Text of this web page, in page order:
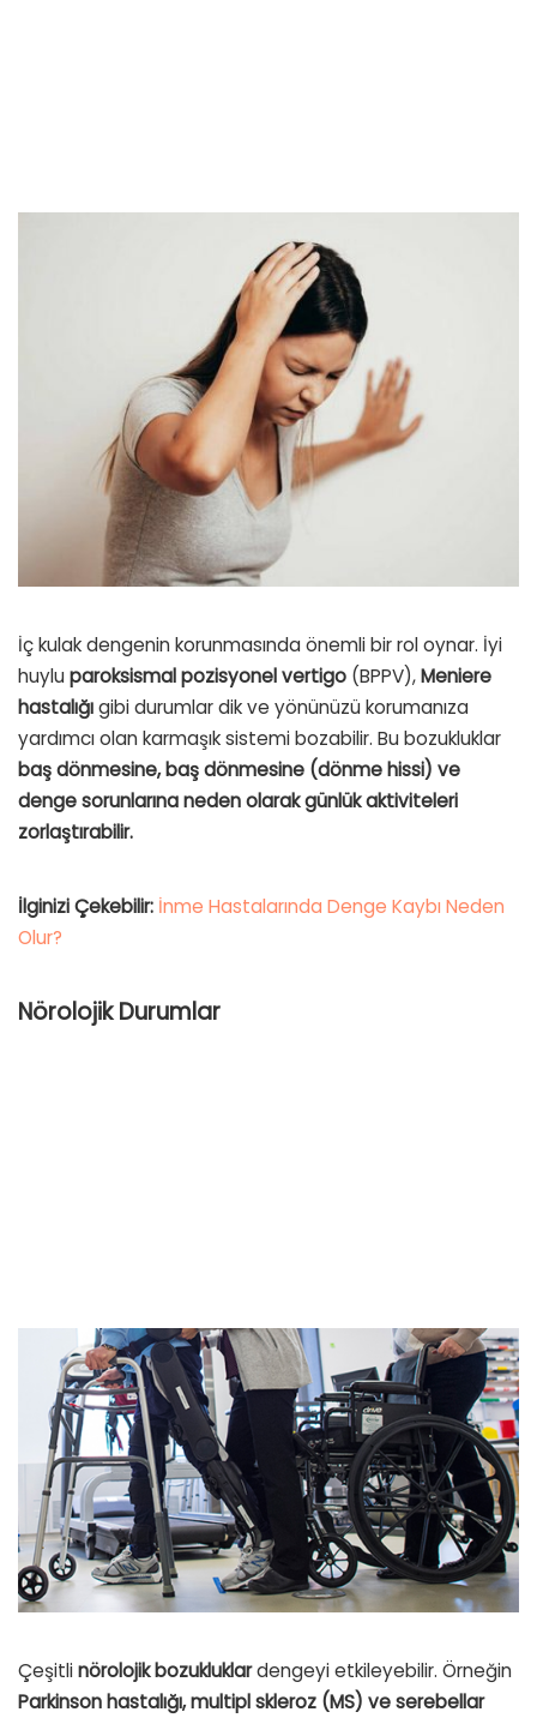
İç kulak dengenin korunmasında önemli bir rol oynar. İyi
huylu paroksismalpozisyonelvertigo (BPPV),Meniere
hastalığıgibi durumlar dik ve yönünüzü korumanıza
yardımcı olan karmaşık sistemi bozabilir. Bu bozukluklar
baş dönmesine, baş dönmesine (dönme hissi) ve
denge sorunlarına neden olarak günlük aktiviteleri
zorlaştırabilir.
İlginizi Çekebilir: İnme Hastalarında Denge Kaybı Neden
Olur?
Nörolojik Durumlar
Çeşitlinörolojik bozukluklardengeyi etkileyebilir. Örneğin
Parkinson hastalığı, multipl skleroz (MS) ve serebellar